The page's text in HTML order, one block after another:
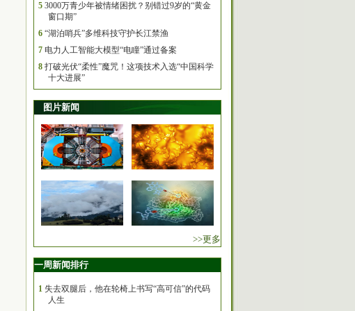
5 3000万青少年被情绪困扰？别错过9岁的“黄金
窗口期”
6 “湖泊哨兵”多维科技守护长江禁渔
7 电力人工智能大模型“电瞳”通过备案
8 打破光伏“柔性”魔咒！这项技术入选“中国科学
十大进展”
图片新闻
>>更多
一周新闻排行
1 失去双腿后，他在轮椅上书写“高可信”的代码
人生